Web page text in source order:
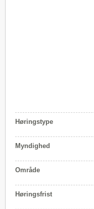
Høringstype
Myndighed
Område
Høringsfrist